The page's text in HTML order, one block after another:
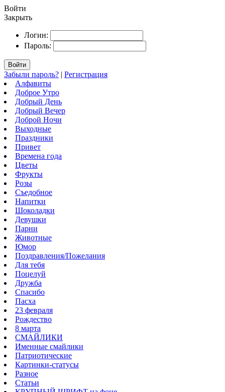
Войти
Закрыть
Логин:
Пароль:
Войти
Забыли пароль? | Регистрация
Алфавиты
Доброе Утро
Добрый День
Добрый Вечер
Доброй Ночи
Выходные
Праздники
Привет
Времена года
Цветы
Фрукты
Розы
Съедобное
Напитки
Шоколадки
Девушки
Парни
Животные
Юмор
Поздравления/Пожелания
Для тебя
Поцелуй
Дружба
Спасибо
Пасха
23 февраля
Рождество
8 марта
СМАЙЛИКИ
Именные смайлики
Патриотические
Картинки-статусы
Разное
Cтатьи